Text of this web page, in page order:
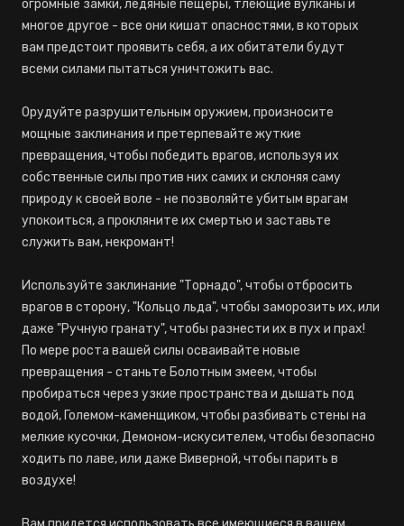
огромные замки, ледяные пещеры, тлеющие вулканы и
многое другое - все они кишат опасностями, в которых
вам предстоит проявить себя, а их обитатели будут
всеми силами пытаться уничтожить вас.
Орудуйте разрушительным оружием, произносите
мощные заклинания и претерпевайте жуткие
превращения, чтобы победить врагов, используя их
собственные силы против них самих и склоняя саму
природу к своей воле - не позволяйте убитым врагам
упокоиться, а прокляните их смертью и заставьте
служить вам, некромант!
Используйте заклинание "Торнадо", чтобы отбросить
врагов в сторону, "Кольцо льда", чтобы заморозить их, или
даже "Ручную гранату", чтобы разнести их в пух и прах!
По мере роста вашей силы осваивайте новые
превращения - станьте Болотным змеем, чтобы
пробираться через узкие пространства и дышать под
водой, Големом-каменщиком, чтобы разбивать стены на
мелкие кусочки, Демоном-искусителем, чтобы безопасно
ходить по лаве, или даже Виверной, чтобы парить в
воздухе!